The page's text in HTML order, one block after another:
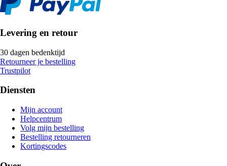
Levering en retour
30 dagen bedenktijd
Retourneer je bestelling
Trustpilot
Diensten
Mijn account
Helpcentrum
Volg mijn bestelling
Bestelling retourneren
Kortingscodes